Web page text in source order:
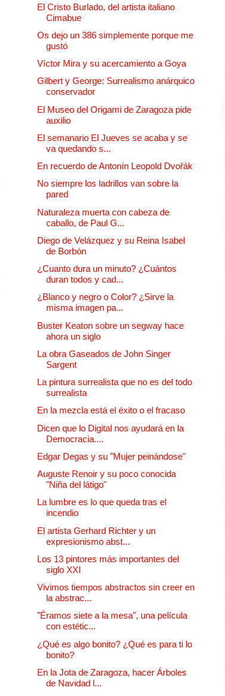
El Cristo Burlado, del artista italiano
Cimabue
Os dejo un 386 simplemente porque me
gustó
Víctor Mira y su acercamiento a Goya
Gilbert y George: Surrealismo anárquico
conservador
El Museo del Origami de Zaragoza pide
auxilio
El semanario El Jueves se acaba y se
va quedando s...
En recuerdo de Antonín Leopold Dvořák
No siempre los ladrillos van sobre la
pared
Naturaleza muerta con cabeza de
caballo, de Paul G...
Diego de Velázquez y su Reina Isabel
de Borbón
¿Cuanto dura un minuto? ¿Cuántos
duran todos y cad...
¿Blanco y negro o Color? ¿Sirve la
misma imagen pa...
Buster Keaton sobre un segway hace
ahora un siglo
La obra Gaseados de John Singer
Sargent
La pintura surrealista que no es del todo
surrealista
En la mezcla está el éxito o el fracaso
Dicen que lo Digital nos ayudará en la
Democracia....
Edgar Degas y su "Mujer peinándose"
Auguste Renoir y su poco conocida
"Niña del látigo"
La lumbre es lo que queda tras el
incendio
El artista Gerhard Richter y un
expresionismo abst...
Los 13 pintores más importantes del
siglo XXI
Vivimos tiempos abstractos sin creer en
la abstrac...
"Éramos siete a la mesa", una película
con estétic...
¿Qué es algo bonito? ¿Qué es para ti lo
bonito?
En la Jota de Zaragoza, hacer Árboles
de Navidad l...